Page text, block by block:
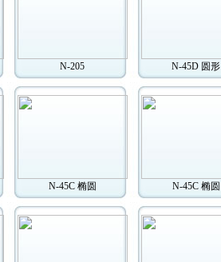
N-205 N-45D 圆形
N-45C 椭圆 N-45C 椭圆